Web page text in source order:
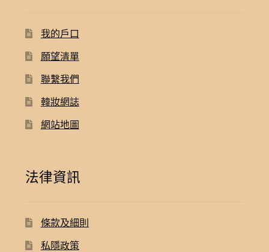
我的戶口
願望清單
聯繫我們
韓妝網誌
網站地圖
法律資訊
條款及細則
私隱政策